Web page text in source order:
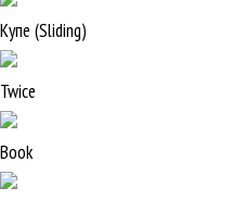
Купе (Sliding)
Twice
Book